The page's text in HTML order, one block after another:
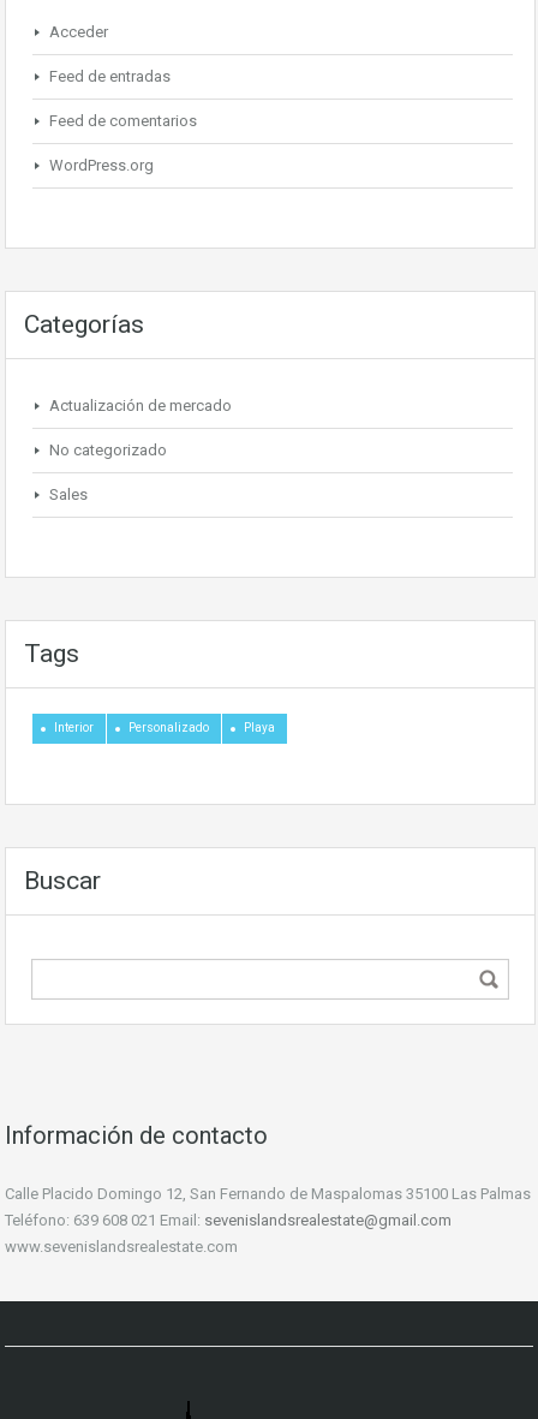
Acceder
Feed de entradas
Feed de comentarios
WordPress.org
Categorías
Actualización de mercado
No categorizado
Sales
Tags
Interior Personalizado Playa
Buscar
Información de contacto
Calle Placido Domingo 12, San Fernando de Maspalomas 35100 Las Palmas
Teléfono: 639 608 021 Email: sevenislandsrealestate@gmail.com
www.sevenislandsrealestate.com